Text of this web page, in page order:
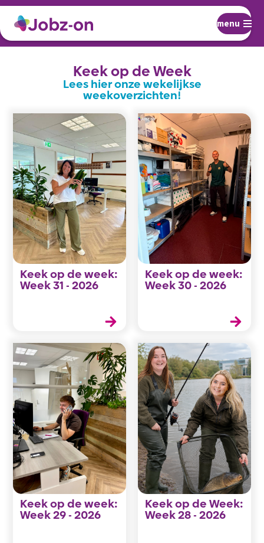
menu
Keek op de Week
Lees hier onze wekelijkse
weekoverzichten!
Keek op de week:
Week 31 - 2026
Keek op de week:
Week 30 - 2026
Keek op de week:
Week 29 - 2026
Keek op de Week:
Week 28 - 2026